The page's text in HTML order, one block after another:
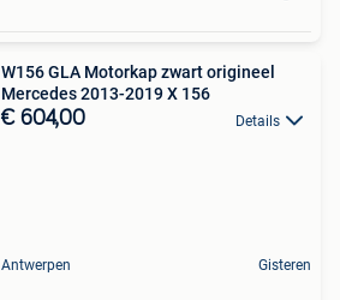
W156 GLA Motorkap zwart origineel
Mercedes 2013-2019 X 156
€ 604,00 Details
Antwerpen Gisteren